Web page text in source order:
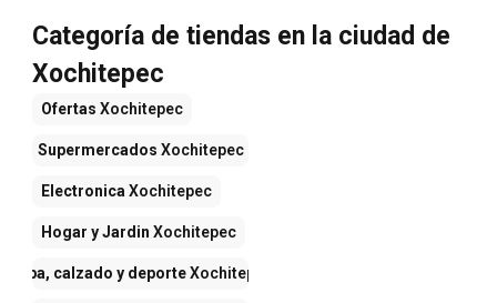
Categoría de tiendas en la ciudad de
Xochitepec
Ofertas Xochitepec
Supermercados Xochitepec
Electronica Xochitepec
Hogar y Jardin Xochitepec
Ropa, calzado y deporteXochitepec